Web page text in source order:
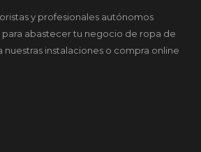
y profesionales autónomos
abastecer tu negocio de ropa de
instalaciones o compra online